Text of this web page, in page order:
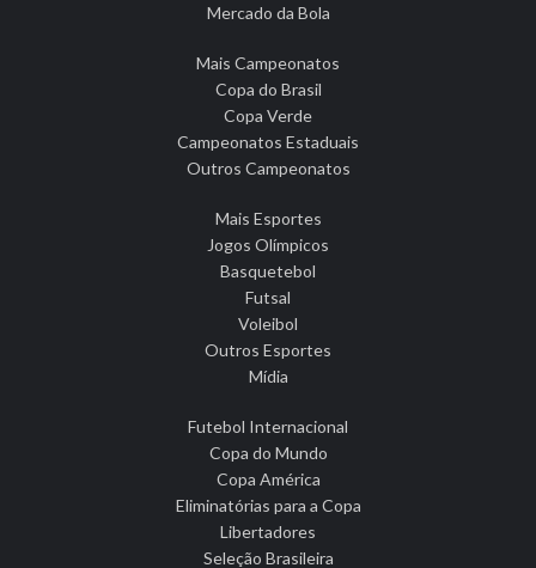
Mercado da Bola
Mais Campeonatos
Copa do Brasil
Copa Verde
Campeonatos Estaduais
Outros Campeonatos
Mais Esportes
Jogos Olímpicos
Basquetebol
Futsal
Voleibol
Outros Esportes
Mídia
Futebol Internacional
Copa do Mundo
Copa América
Eliminatórias para a Copa
Libertadores
Seleção Brasileira